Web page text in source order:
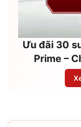
Ưu đãi 30
Prime –